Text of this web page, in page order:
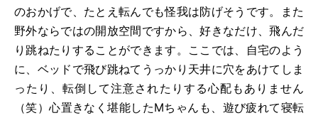
のおかげで、たとえ転んでも怪我は防げそうです。また
野外ならではの開放空間ですから、好きなだけ、飛んだ
り跳ねたりすることができます。ここでは、自宅のよう
に、ベッドで飛び跳ねてうっかり天井に穴をあけてしま
ったり、転倒して注意されたりする心配もありません
（笑）心置きなく堪能したMちゃんも、遊び疲れて寝転